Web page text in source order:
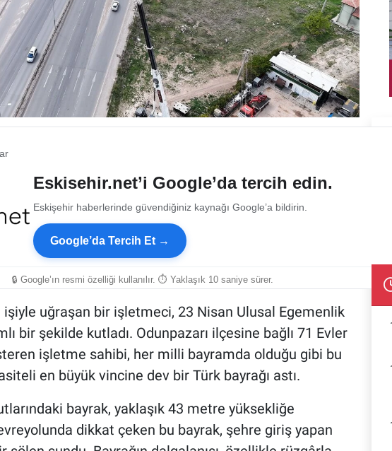
Eskisehir.net’i Google’da tercih edin.
Eskişehir haberlerinde güvendiğiniz kaynağı Google’a bildirin.
Google’da Tercih Et →
🔒 Google’ın resmi özelliği kullanılır. ⏱ Yaklaşık 10 saniye sürer.
işiyle uğraşan bir işletmeci, 23 Nisan Ulusal Egemenlik
bir şekilde kutladı. Odunpazarı ilçesine bağlı 71 Evler
işletme sahibi, her milli bayramda olduğu gibi bu
en büyük vincine dev bir Türk bayrağı astı.
bayrak, yaklaşık 43 metre yüksekliğe
dikkat çeken bu bayrak, şehre giriş yapan